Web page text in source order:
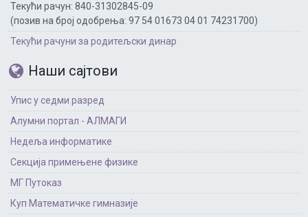
Текући рачун: 840-31302845-09
(позив на број одобрења: 97 54 01673 04 01 74231700)
Текући рачуни за родитељски динар
Наши сајтови
Упис у седми разред
Алумни портал - АЛМАГИ
Недеља информатике
Секција примењене физике
МГ Путоказ
Куп Математичке гимназије